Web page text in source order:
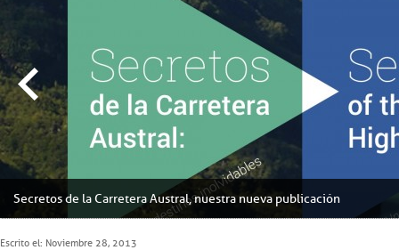
Secretos de la Carretera Austral, nuestra nueva publicación
Escrito el: Noviembre 28, 2013